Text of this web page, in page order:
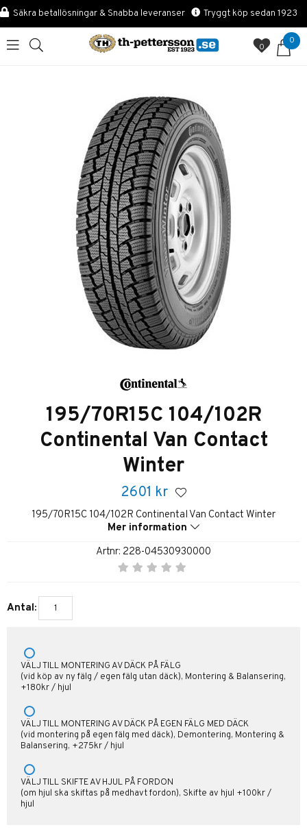
Säkra betallösningar & Snabba leveranser Tryggt köp sedan 1923
0
0
195/70R15C 104/102R
Continental Van Contact
Winter
2601 kr
195/70R15C 104/102R Continental Van Contact Winter
Mer information
Artnr: 228-04530930000
Antal:
VÄLJ TILL MONTERING AV DÄCK PÅ FÄLG
(vid köp av ny fälg / egen fälg utan däck), Montering & Balansering,
+180kr / hjul
VÄLJ TILL MONTERING AV DÄCK PÅ EGEN FÄLG MED DÄCK
(vid montering på egen fälg med däck), Demontering, Montering &
Balansering, +275kr / hjul
VÄLJ TILL SKIFTE AV HJUL PÅ FORDON
(om hjul ska skiftas på medhavt fordon), Skifte av hjul +100kr /
hjul